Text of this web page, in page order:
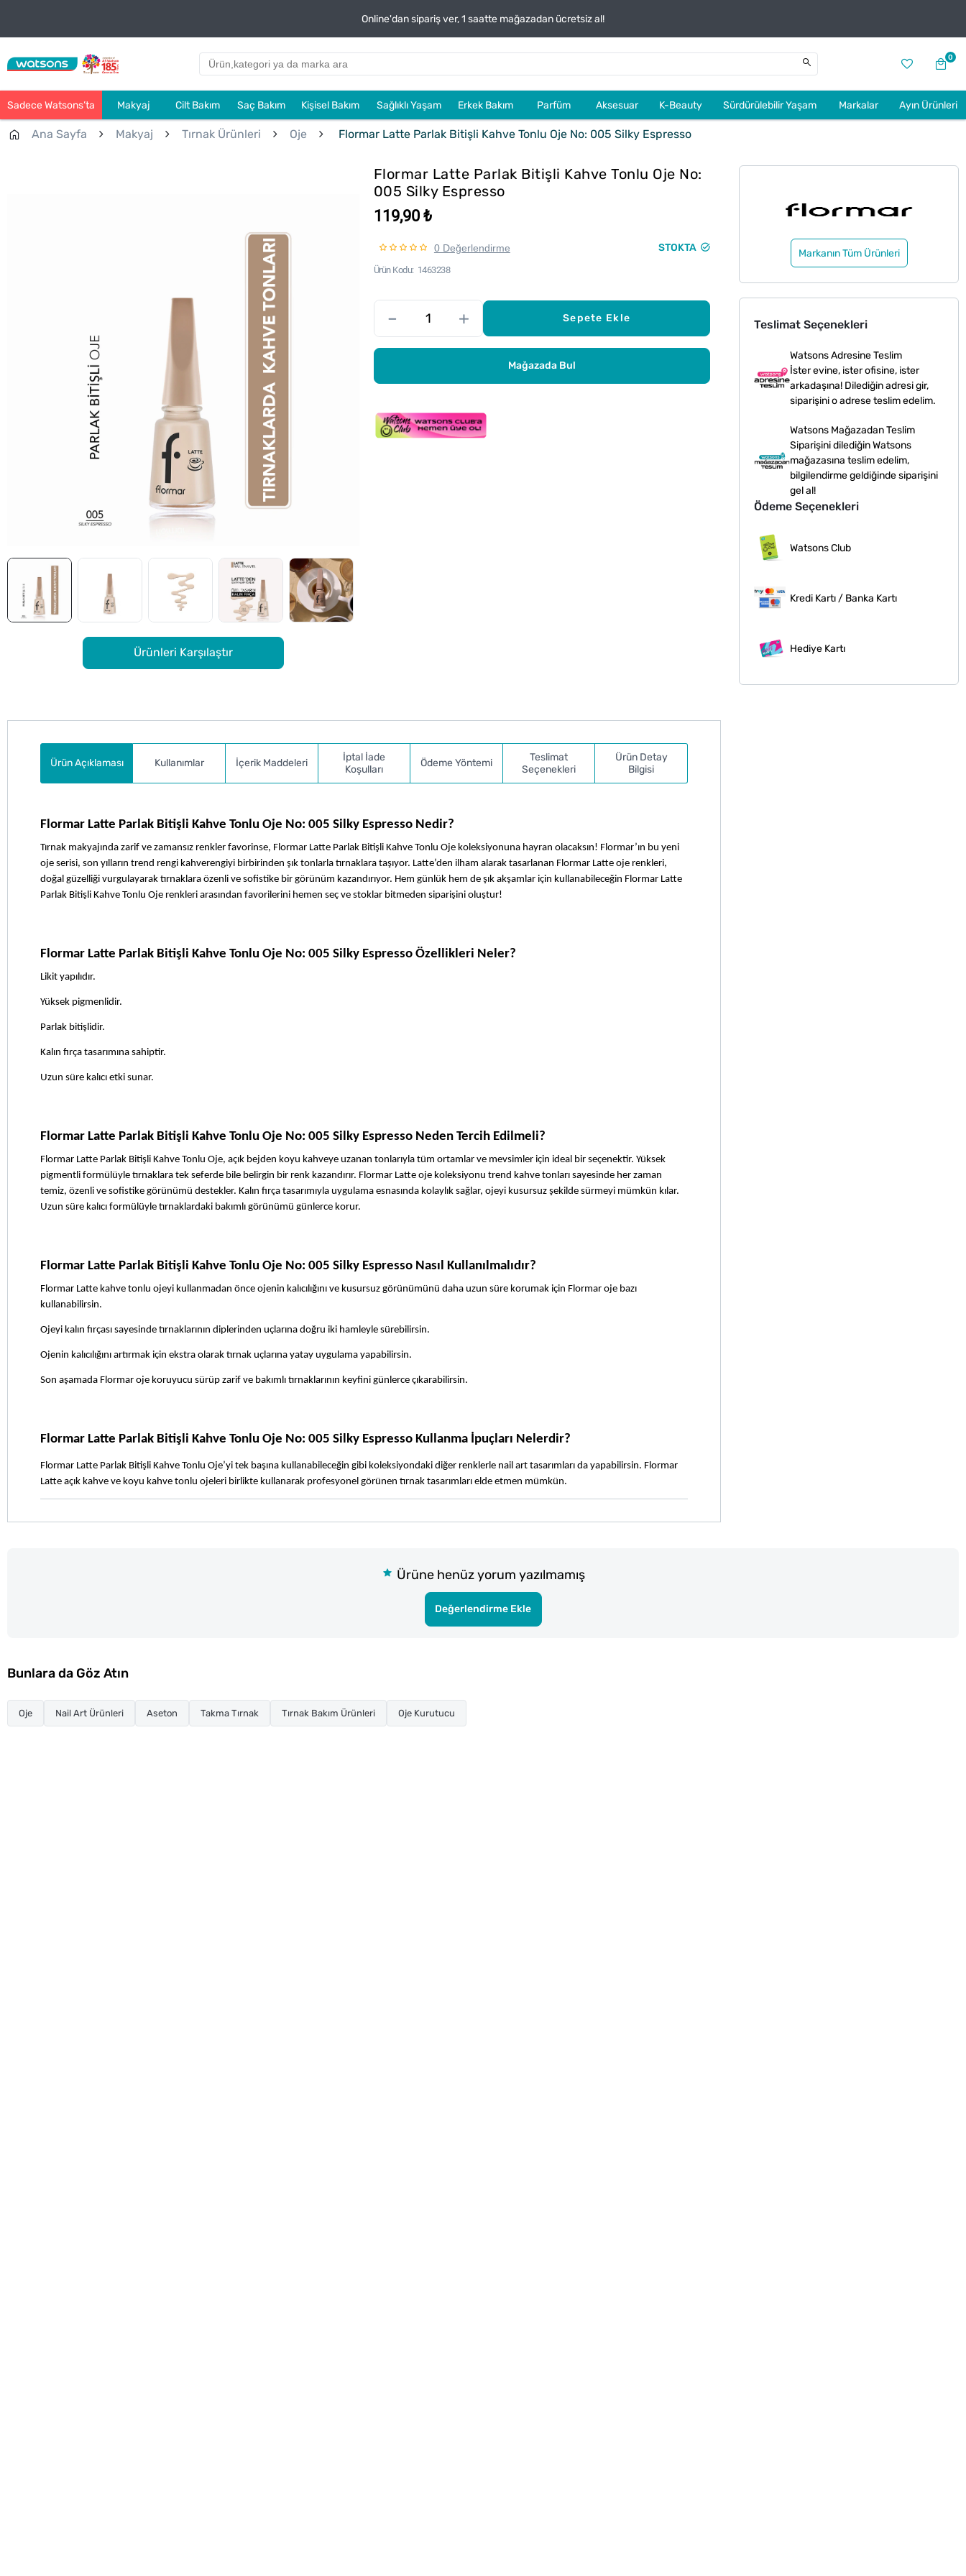
Online'dan sipariş ver, 1 saatte mağazadan ücretsiz al!
0
Sadece Watsons’ta Makyaj Cilt Bakım Saç Bakım Kişisel Bakım Sağlıklı Yaşam Erkek Bakım Parfüm Aksesuar K-Beauty Sürdürülebilir Yaşam Markalar Ayın Ürünleri
Ana Sayfa Makyaj Tırnak Ürünleri Oje Flormar Latte Parlak Bitişli Kahve Tonlu Oje No: 005 Silky Espresso
Ürünleri Karşılaştır
Flormar Latte Parlak Bitişli Kahve Tonlu Oje No:
005 Silky Espresso
119,90 ₺
0 Değerlendirme STOKTA
Ürün Kodu 1463238
– + Sepete Ekle
Mağazada Bul
Markanın Tüm Ürünleri
Teslimat Seçenekleri
Watsons Adresine Teslim
İster evine, ister ofisine, ister
arkadaşına! Dilediğin adresi gir,
siparişini o adrese teslim edelim.
Watsons Mağazadan Teslim
Siparişini dilediğin Watsons
mağazasına teslim edelim,
bilgilendirme geldiğinde siparişini
gel al!
Ödeme Seçenekleri
Watsons Club
Kredi Kartı / Banka Kartı
Hediye Kartı
Ürün Açıklaması Kullanımlar İçerik Maddeleri
İptal İade
Koşulları
Ödeme Yöntemi
Teslimat
Seçenekleri
Ürün Detay
Bilgisi
Flormar Latte Parlak Bitişli Kahve Tonlu Oje No: 005 Silky Espresso Nedir?
Tırnak makyajında zarif ve zamansız renkler favorinse, Flormar Latte Parlak Bitişli Kahve Tonlu Oje koleksiyonuna hayran olacaksın! Flormar’ın bu yeni
oje serisi, son yılların trend rengi kahverengiyi birbirinden şık tonlarla tırnaklara taşıyor. Latte’den ilham alarak tasarlanan Flormar Latte oje renkleri,
doğal güzelliği vurgulayarak tırnaklara özenli ve sofistike bir görünüm kazandırıyor. Hem günlük hem de şık akşamlar için kullanabileceğin Flormar Latte
Parlak Bitişli Kahve Tonlu Oje renkleri arasından favorilerini hemen seç ve stoklar bitmeden siparişini oluştur!
Flormar Latte Parlak Bitişli Kahve Tonlu Oje No: 005 Silky Espresso Özellikleri Neler?
Likit yapılıdır.
Yüksek pigmenlidir.
Parlak bitişlidir.
Kalın fırça tasarımına sahiptir.
Uzun süre kalıcı etki sunar.
Flormar Latte Parlak Bitişli Kahve Tonlu Oje No: 005 Silky Espresso Neden Tercih Edilmeli?
Flormar Latte Parlak Bitişli Kahve Tonlu Oje, açık bejden koyu kahveye uzanan tonlarıyla tüm ortamlar ve mevsimler için ideal bir seçenektir. Yüksek
pigmentli formülüyle tırnaklara tek seferde bile belirgin bir renk kazandırır. Flormar Latte oje koleksiyonu trend kahve tonları sayesinde her zaman
temiz, özenli ve sofistike görünümü destekler. Kalın fırça tasarımıyla uygulama esnasında kolaylık sağlar, ojeyi kusursuz şekilde sürmeyi mümkün kılar.
Uzun süre kalıcı formülüyle tırnaklardaki bakımlı görünümü günlerce korur.
Flormar Latte Parlak Bitişli Kahve Tonlu Oje No: 005 Silky Espresso Nasıl Kullanılmalıdır?
Flormar Latte kahve tonlu ojeyi kullanmadan önce ojenin kalıcılığını ve kusursuz görünümünü daha uzun süre korumak için Flormar oje bazı
kullanabilirsin.
Ojeyi kalın fırçası sayesinde tırnaklarının diplerinden uçlarına doğru iki hamleyle sürebilirsin.
Ojenin kalıcılığını artırmak için ekstra olarak tırnak uçlarına yatay uygulama yapabilirsin.
Son aşamada Flormar oje koruyucu sürüp zarif ve bakımlı tırnaklarının keyfini günlerce çıkarabilirsin.
Flormar Latte Parlak Bitişli Kahve Tonlu Oje No: 005 Silky Espresso Kullanma İpuçları Nelerdir?
Flormar Latte Parlak Bitişli Kahve Tonlu Oje’yi tek başına kullanabileceğin gibi koleksiyondaki diğer renklerle nail art tasarımları da yapabilirsin. Flormar
Latte açık kahve ve koyu kahve tonlu ojeleri birlikte kullanarak profesyonel görünen tırnak tasarımları elde etmen mümkün.
Ürüne henüz yorum yazılmamış
Değerlendirme Ekle
Bunlara da Göz Atın
Oje Nail Art Ürünleri Aseton Takma Tırnak Tırnak Bakım Ürünleri Oje Kurutucu